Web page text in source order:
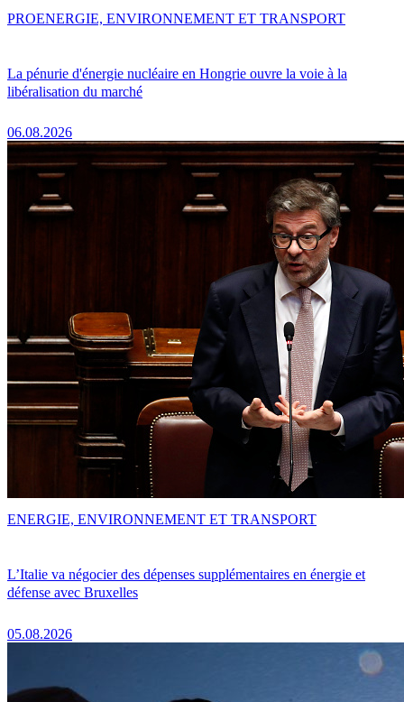
La pénurie d'énergie nucléaire en Hongrie ouvre la voie à la
libéralisation du marché
06.08.2026
PROENERGIE, ENVIRONNEMENT ET TRANSPORT
L’Italie va négocier des dépenses supplémentaires en énergie et
défense avec Bruxelles
05.08.2026
ENERGIE, ENVIRONNEMENT ET TRANSPORT